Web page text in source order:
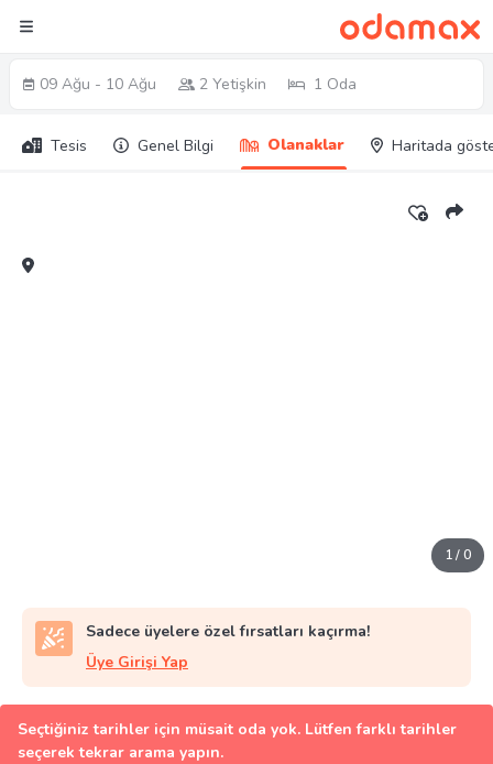
09 Ağu - 10 Ağu 2 Yetişkin 1 Oda
Tesis Genel Bilgi Olanaklar Haritada
1/0
Sadece üyelere özel fırsatları kaçırma!
Üye Girişi Yap
Seçtiğiniz tarihler için müsait oda yok. Lütfen farklı tarihler
seçerek tekrar arama yapın.